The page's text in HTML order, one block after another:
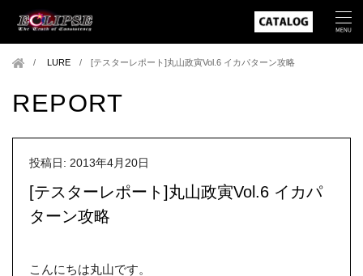
LURE /[テスターレポート]丸山政寅Vol.6 イカパターン攻略
REPORT
投稿日: 2013年4月20日
[テスターレポート]丸山政寅Vol.6 イカパ
ターン攻略
こんにちは丸山です。